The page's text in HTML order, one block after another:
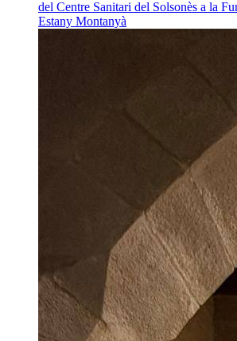
del Centre Sanitari del Solsonès a la
Estany Montanyà